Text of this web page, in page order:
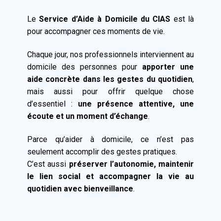
LeService d’Aide à Domicile du CIAS est là
pour accompagner ces moments de vie.
Chaque jour, nos professionnels interviennent au
domicile des personnes pour apporter une
aide concrète dans les gestes du quotidien,
mais aussi pour offrir quelque chose
d’essentiel : une présence attentive, une
écoute et un moment d’échange.
Parce qu’aider à domicile, ce n’est pas
seulement accomplir des gestes pratiques.
C’est aussi préserver l’autonomie, maintenir
le lien social et accompagner la vie au
quotidien avec bienveillance.